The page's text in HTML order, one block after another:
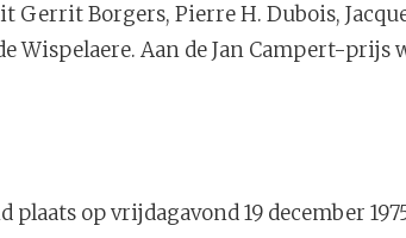
Gerrit Borgers, Pierre H. Dubois,
Wispelaere. Aan de Jan Campert-prijs
op vrijdagavond 19 december